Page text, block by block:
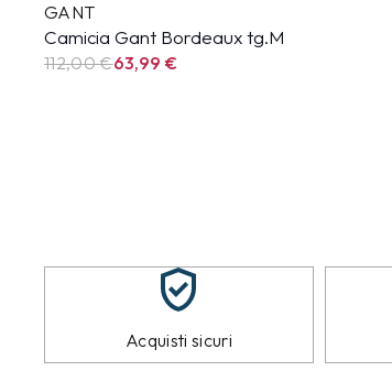
GANT
Camicia Gant Bordeaux tg.M
112,00 €63,99 €
Acquisti sicuri